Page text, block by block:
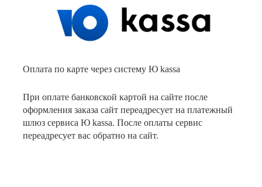
Оплата по карте через систему Ю kassa
При оплате банковской картой на сайте после
оформления заказа сайт переадресует на платежный
шлюз сервиса Ю kassa. После оплаты сервис
переадресует вас обратно на сайт.